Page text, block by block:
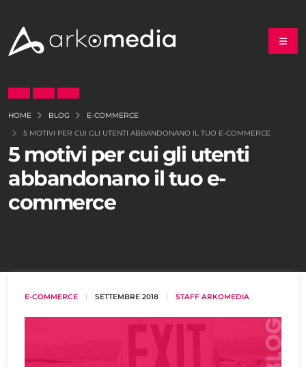
HOME BLOG
E-COMMERCE
5 MOTIVI PER CUI GLI UTENTI ABBANDONANO IL TUO E-COMMERCE
5 motivi per cui gli utenti
abbandonano il tuo e-
commerce
E-COMMERCE | SETTEMBRE 2018 | STAFF ARKOMEDIA